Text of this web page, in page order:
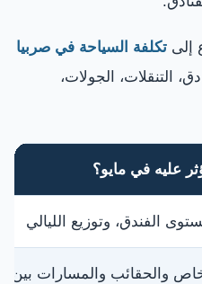
إلى تكلفة السياحة في صربيا
التنقلات، الجولات،
عليه في مايو؟
الفندق، وتوزيع الليالي
والحقائب والمسارات بين